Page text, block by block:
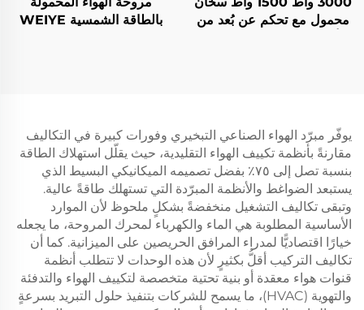
محمول مع تحكم عن بُعد من
بالطاقة الشمسية WEIYE
يوفّر مبرّد الهواء الصناعي التبخيري وفورات كبيرة في التكاليف
مقارنةً بأنظمة تكييف الهواء التقليدية، حيث يقلّل استهلاك الطاقة
بنسبة تصل إلى ٧٥٪ بفضل تصميمه الميكانيكي البسيط الذي
يستبعد الضواغط والأنظمة المبرّدة التي تستهلك طاقةً عالية.
وتبقى تكاليف التشغيل منخفضةً بشكلٍ ملحوظ لأن الموارد
الأساسية المطلوبة هي الماء والكهرباء لمحرك المروحة، ما يجعله
خيارًا اقتصاديًّا لمدراء المرافق الحريصين على الميزانية. كما أن
تكاليف التركيب أقلُّ بكثيرٍ لأن هذه الوحدات لا تتطلب أنظمة
قنوات هواء معقدة أو بنية تحتية متخصصة لتكييف الهواء والتدفئة
والتهوية (HVAC)، ما يسمح للشركات بتنفيذ حلول التبريد بسرعةٍ